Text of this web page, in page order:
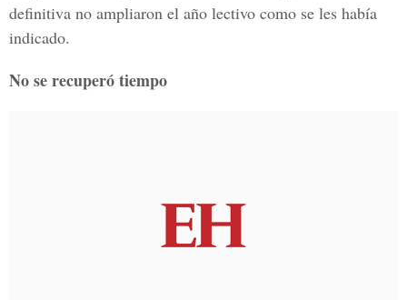
definitiva no ampliaron el año lectivo como se les había
indicado.
No se recuperó tiempo